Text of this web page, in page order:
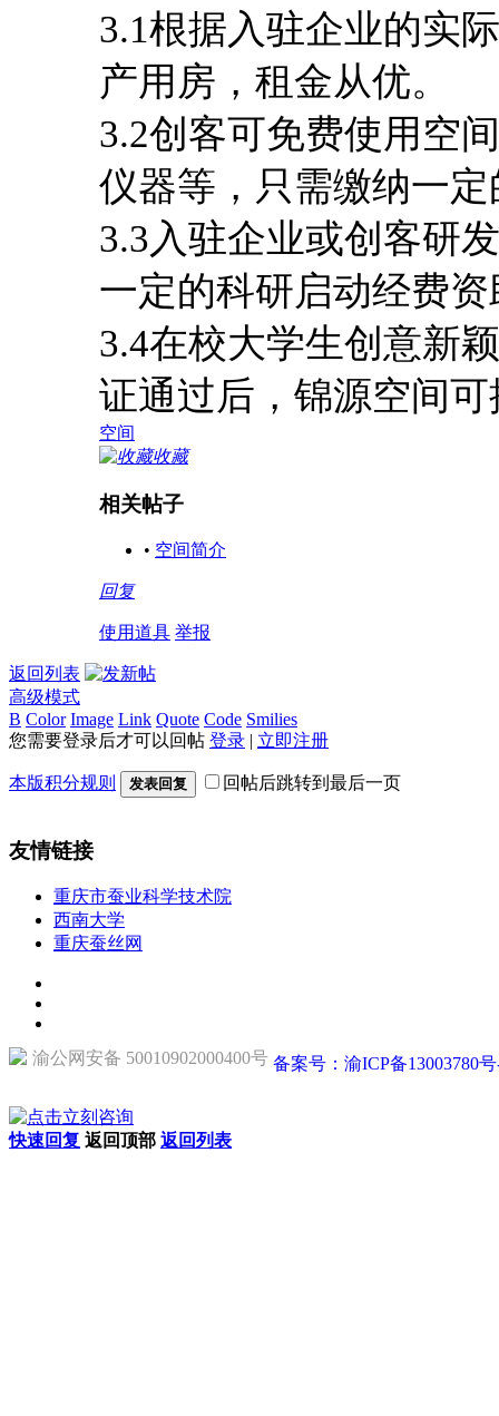
3.1根据入驻企业的实
产用房，租金从优。
3.2创客可免费使用空
仪器等，只需缴纳一
3.3入驻企业或创客研
一定的科研启动经费资
3.4在校大学生创意新
证通过后，锦源空间
空间
收藏
相关帖子
• 空间简介
回复
使用道具 举报
返回列表
高级模式
B Color Image Link Quote Code Smilies
您需要登录后才可以回帖 登录 | 立即注册
本版积分规则 发表回复 回帖后跳转到最后一页
友情链接
重庆市蚕业科学技术院
西南大学
重庆蚕丝网
渝公网安备 50010902000400号 备案号：渝ICP备13003780
快速回复 返回顶部 返回列表